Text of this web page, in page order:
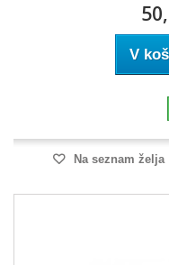
V
Na seznam želja